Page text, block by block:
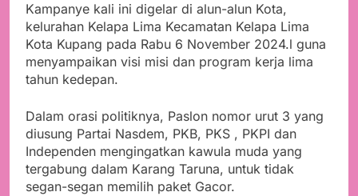
Kampanye kali ini digelar di alun-alun Kota,
kelurahan Kelapa Lima Kecamatan Kelapa Lima
Kota Kupang pada Rabu 6 November 2024.l guna
menyampaikan visi misi dan program kerja lima
tahun kedepan.
Dalam orasi politiknya, Paslon nomor urut 3 yang
diusung Partai Nasdem, PKB, PKS , PKPI dan
Independen mengingatkan kawula muda yang
tergabung dalam Karang Taruna, untuk tidak
segan-segan memilih paket Gacor.